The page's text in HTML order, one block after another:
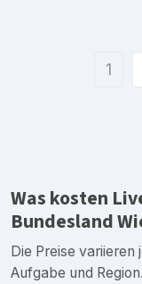
1
Was kosten
Bundesland
Die Preise
Aufgabe und